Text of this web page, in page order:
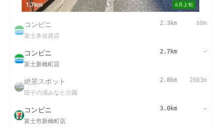
6月上旬
1.7km
コンビニ
富士本吉原店
2.3km 68m
コンビニ
富士新橋町店
2.7km -
絶景スポット
田子の浦みなと公園
2.8km 2883m
コンビニ
富士市新橋町店
3.0km -